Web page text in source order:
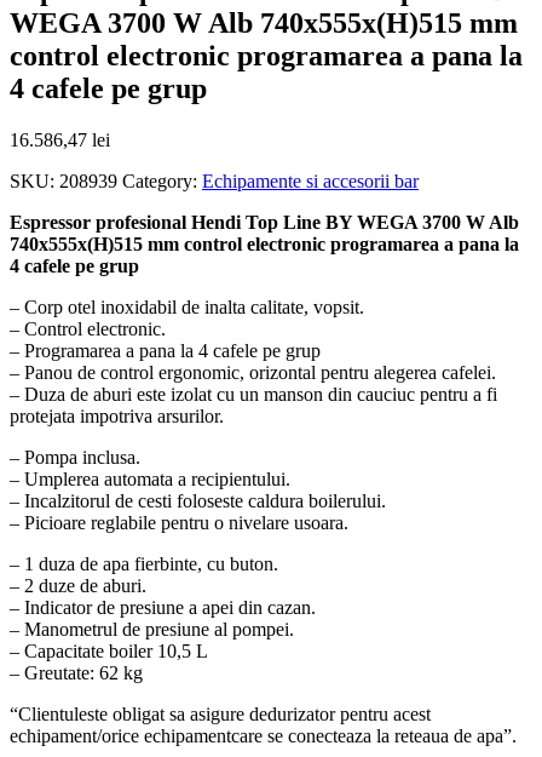
WEGA 3700 W Alb 740x555x(H)515 mm
control electronic programarea a pana la
4 cafele pe grup
16.586,47 lei
SKU: 208939 Category: Echipamente si accesorii bar
Espressor profesional Hendi Top Line BY WEGA 3700 W Alb
740x555x(H)515 mm control electronic programarea a pana la
4 cafele pe grup
– Corp otel inoxidabil de inalta calitate, vopsit.
– Control electronic.
– Programarea a pana la 4 cafele pe grup
– Panou de control ergonomic, orizontal pentru alegerea cafelei.
– Duza de aburi este izolat cu un manson din cauciuc pentru a fi
protejata impotriva arsurilor.
– Pompa inclusa.
– Umplerea automata a recipientului.
– Incalzitorul de cesti foloseste caldura boilerului.
– Picioare reglabile pentru o nivelare usoara.
– 1 duza de apa fierbinte, cu buton.
– 2 duze de aburi.
– Indicator de presiune a apei din cazan.
– Manometrul de presiune al pompei.
– Capacitate boiler 10,5 L
– Greutate: 62 kg
“Clientuleste obligat sa asigure dedurizator pentru acest
echipament/orice echipamentcare se conecteaza la reteaua de apa”.